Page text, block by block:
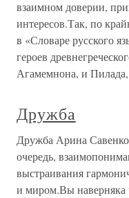
взаимном доверии,
интересов.Так, по
в «Словаре русского
героев
Агамемнона, и Пилада,
Дружба
Дружба Арина
очередь,
выстраивания
и миром.Вы наверняка